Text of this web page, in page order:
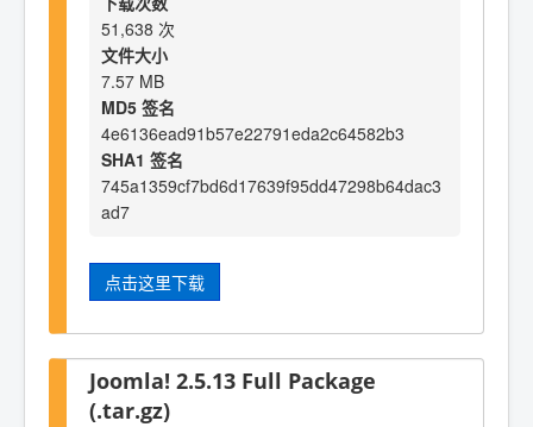
51,638 次
文件大小
7.57 MB
MD5 签名
4e6136ead91b57e22791eda2c64582b3
SHA1 签名
745a1359cf7bd6d17639f95dd47298b64dac3
ad7
点击这里下载
Joomla! 2.5.13 Full Package
(.tar.gz)